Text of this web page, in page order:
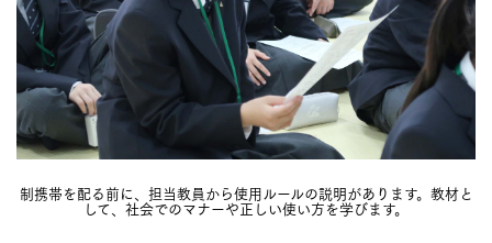
制携帯を配る前に、担当教員から使用ルールの説明があります。教材と
して、社会でのマナーや正しい使い方を学びます。